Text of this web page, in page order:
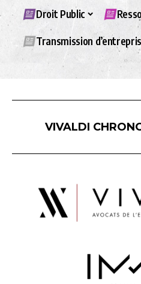
Droit Public
Transmission
VIVALDI